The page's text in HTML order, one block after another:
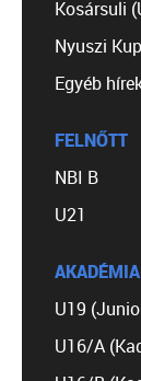
Kosársuli
Nyuszi
Egyéb
FELNŐTT
NBI B
U21
AKADÉMIA
U19
U16/A